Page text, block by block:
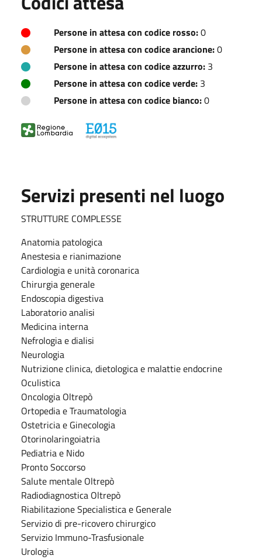
Persone in attesa con codice rosso:0
Persone in attesa con codice arancione:0
Persone in attesa con codice azzurro: 3
Persone in attesa con codice verde: 3
Persone in attesa con codice bianco:0
Servizi presenti nel luogo
STRUTTURE COMPLESSE
Anatomia patologica
Anestesia e rianimazione
Cardiologia e unità coronarica
Chirurgia generale
Endoscopia digestiva
Laboratorio analisi
Medicina interna
Nefrologia e dialisi
Neurologia
Nutrizione clinica, dietologica e malattie endocrine
Oculistica
Oncologia Oltrepò
Ortopedia e Traumatologia
Ostetricia e Ginecologia
Otorinolaringoiatria
Pediatria e Nido
Pronto Soccorso
Salute mentale Oltrepò
Radiodiagnostica Oltrepò
Riabilitazione Specialistica e Generale
Servizio di pre-ricovero chirurgico
Servizio Immuno-Trasfusionale
Urologia